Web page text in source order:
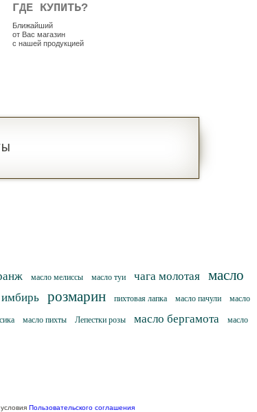
ГДЕ КУПИТЬ?
Ближайший
от Вас магазин
с нашей продукцией
масло мелиссы масло туи чага молотая
масло
имбирь розмарин пихтовая лапка масло пачули масло
масло пихты Лепестки розы масло бергамота
масло
Пользовательского соглашения